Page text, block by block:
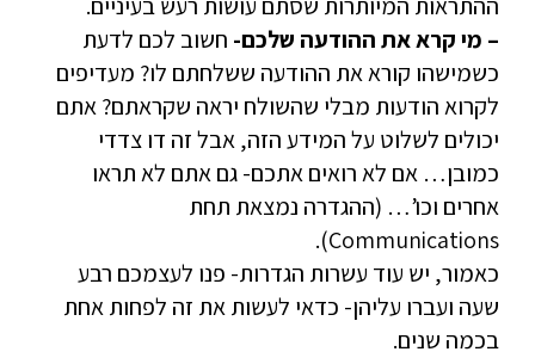
– מי קרא את ההודעה שלכם- חשוב לכם לדעת
כשמישהו קורא את ההודעה ששלחתם לו? מעדיפים
לקרוא הודעות מבלי שהשולח יראה שקראתם? אתם
יכולים לשלוט על המידע הזה, אבל זה דו צדדי
כמובן… אם לא רואים אתכם- גם אתם לא תראו
אחרים וכו’… (ההגדרה נמצאת תחת
Communications).
כאמור, יש עוד עשרות הגדרות- פנו לעצמכם רבע
שעה ועברו עליהן- כדאי לעשות את זה לפחות אחת
בכמה שנים.